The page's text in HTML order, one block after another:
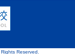
Reserved.